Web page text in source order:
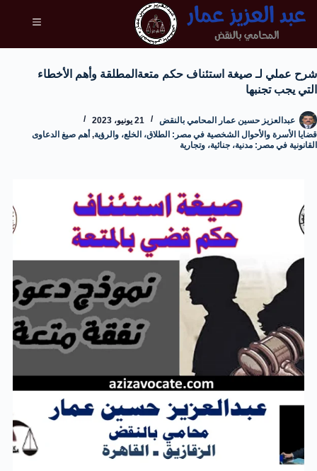
شرح عملي لـ صيغة استئناف حكم متعةالمطلقة وأهم الأخطاء
التي يجب تجنبها
عبدالعزيز حسين عمار المحامي بالنقض
21 يونيو، 2023
قضايا الأسرة والأحوال الشخصية في مصر: الطلاق، الخلع، والرؤية, أهم صيغ الدعاوى
القانونية في مصر: مدنية، جنائية، وتجارية